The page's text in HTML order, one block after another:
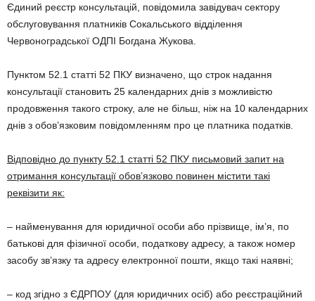
Єдиний реєстр консультацій, повідомила завідувач сектору
обслуговування платників Сокальського відділення
Червоноградської ОДПI Богдана Жукова.
Пунктом 52.1 статті 52 ПКУ визначено, що строк надання
консультації становить 25 календарних днів з можливістю
продовження такого строку, але не більш, ніж на 10 календарних
днів з обов’язковим повідомленням про це платника податків.
Відповідно до пункту 52.1 статті 52 ПКУ письмовий запит на
отримання консультації обов’язково повинен містити такі
реквізити як:
– найменування для юридичної особи або прізвище, ім’я, по
батькові для фізичної особи, податкову адресу, а також номер
засобу зв’язку та адресу електронної пошти, якщо такі наявні;
– код згідно з ЄДРПОУ (для юридичних осіб) або реєстраційний